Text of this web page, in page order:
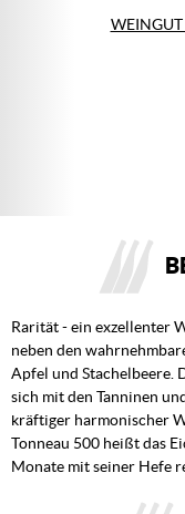
WEINGUT
Rarität - ein exzellenter
neben den
Apfel und Stachelbeere.
sich mit den Tanninen
kräftiger harmonischer
Tonneau 500 heißt das
Monate mit seiner Hefe